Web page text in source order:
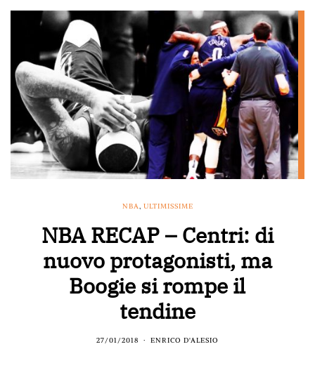
NBA, ULTIMISSIME
NBA RECAP – Centri: di
nuovo protagonisti, ma
Boogie si rompe il
tendine
27/01/2018 ENRICO D'ALESIO